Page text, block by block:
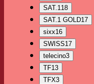
SAT.118
SAT.1 GOLD17
sixx16
SWISS17
telecino3
TF13
TFX3